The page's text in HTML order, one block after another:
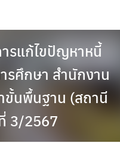
ารแก้ไขปัญหาหนี้
รศึกษา สำนักงาน
ขั้นพื้นฐาน (สถานี
3/2567